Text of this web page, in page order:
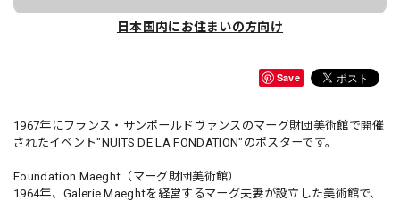
日本国内にお住まいの方向け
Save
1967年にフランス・サンポールドヴァンスのマーグ財団美術館で開催
されたイベント"NUITS DE LA FONDATION"のポスターです。
Foundation Maeght（マーグ財団美術館）
1964年、Galerie Maeghtを経営するマーグ夫妻が設立した美術館で、